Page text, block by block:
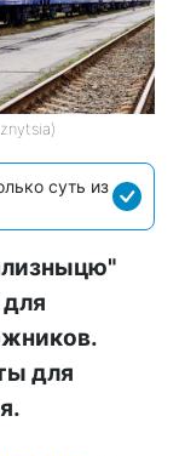
суть из
для